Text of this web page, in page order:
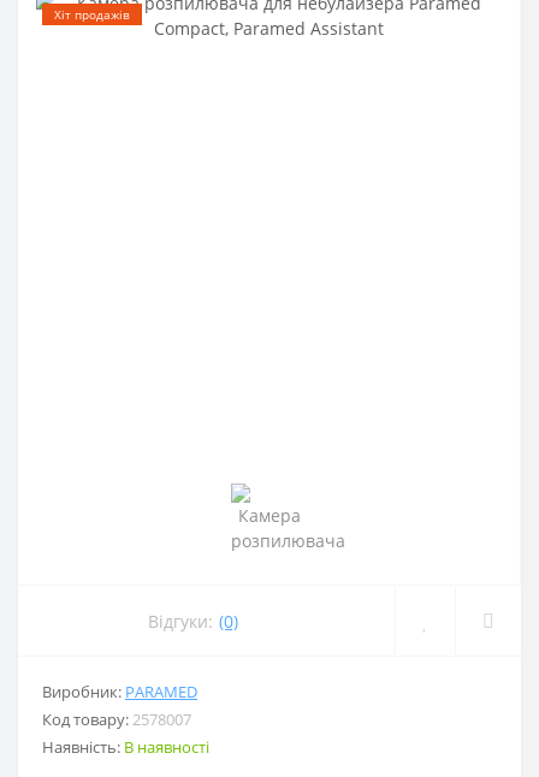
Хіт продажів
Відгуки: (0)
Виробник: PARAMED
Код товару:2578007
Наявність: В наявності